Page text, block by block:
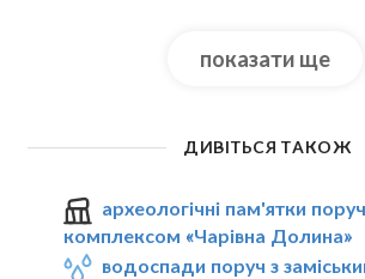
показати ще
ДИВІТЬСЯ ТАКОЖ
археологічні пам'ятки
комплексом «Чарівна Долина»
водоспади поруч з